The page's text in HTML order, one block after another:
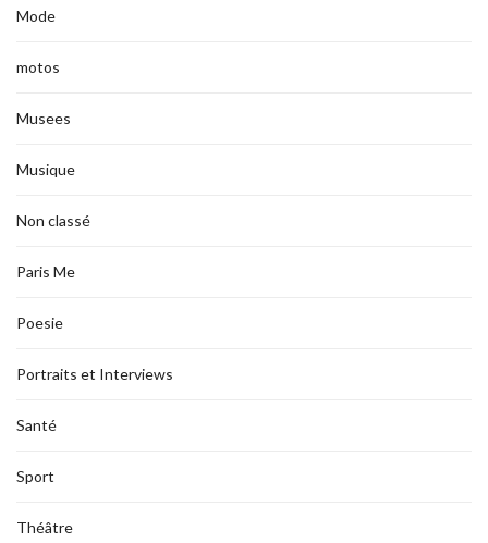
Mode
motos
Musees
Musique
Non classé
Paris Me
Poesie
Portraits et Interviews
Santé
Sport
Théâtre